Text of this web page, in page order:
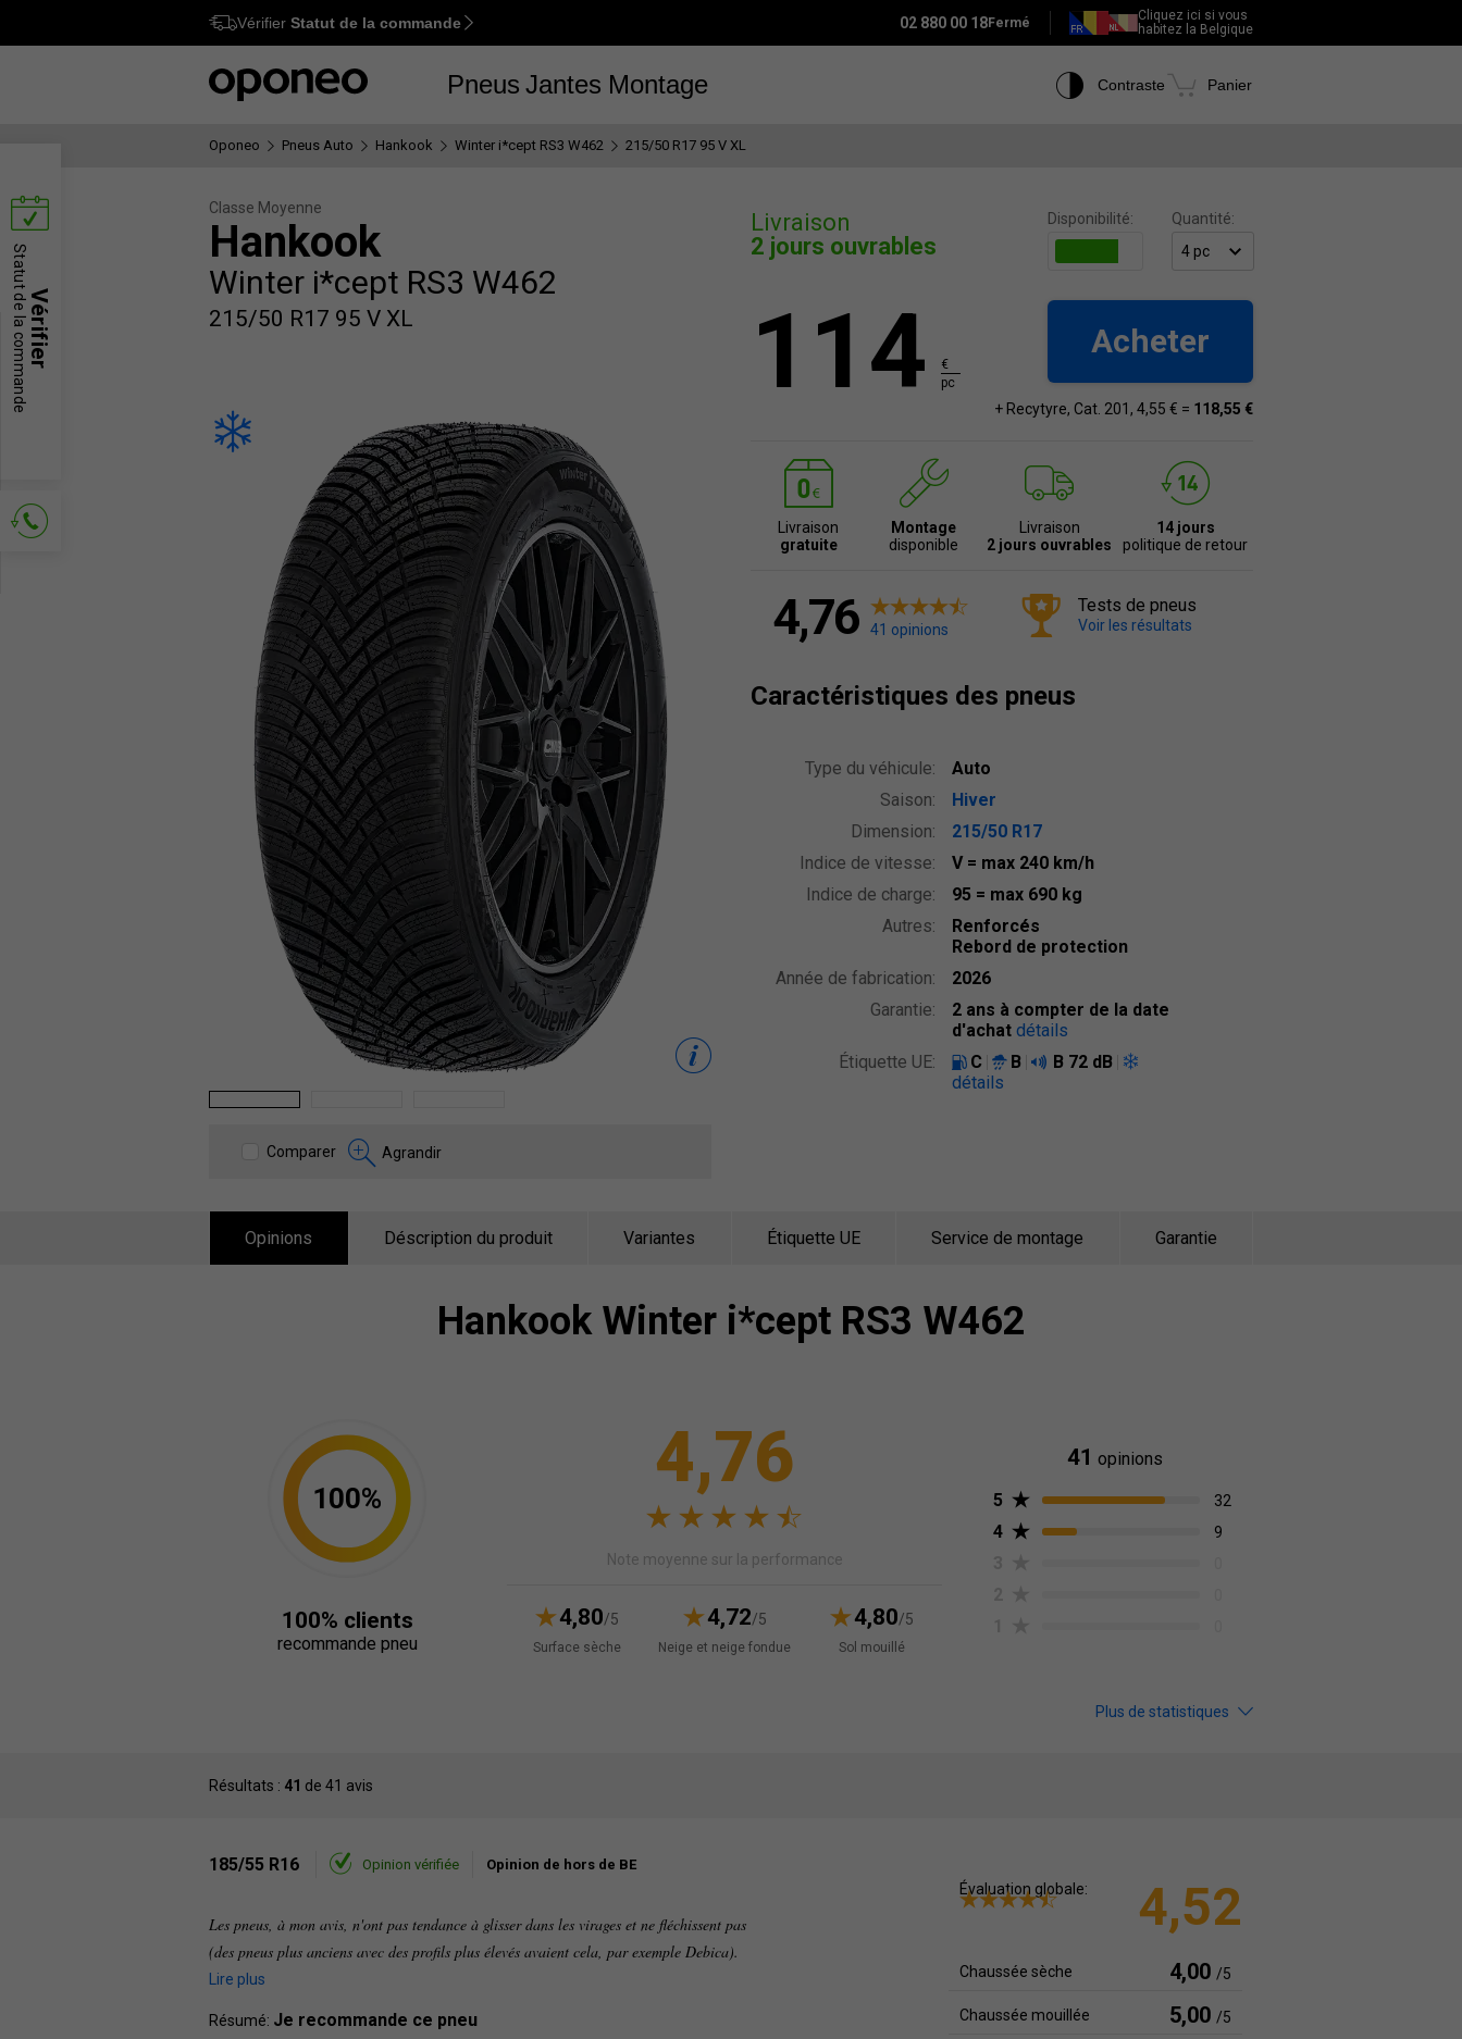
Ctrl M
Vérifier Statut de la commande 02 880 00 18Fermé
Cliquez ici si vous
habitez la Belgique
Pneus Jantes Montage Contraste Panier
Oponeo Pneus Auto Hankook Winter i*cept RS3 W462 215/50 R17 95 V XL
Classe Moyenne
Hankook
Winter i*cept RS3 W462
215/50 R17 95 V XL
Comparer Agrandir
Livraison
2 jours ouvrables
Disponibilité: Quantité:
114
€
pc
Acheter
+ Recytyre, Cat. 201, 4,55 € = 118,55 €
Livraison
gratuite
Montage
disponible
Livraison
2 jours ouvrables
14 jours
politique de retour
4,76 41 opinions
Tests de pneus
Voir les résultats
Caractéristiques des pneus
Type du véhicule:
Auto
Saison:
Hiver
Dimension:
215/50 R17
Indice de vitesse:
V = max 240 km/h
Indice de charge:
95 = max 690 kg
Autres:
Renforcés
Rebord de protection
Année de fabrication:
2026
Garantie:
2 ans à compter de la date
d'achat détails
Étiquette UE:
C B B 72 dB
détails
Opinions Déscription du produit Variantes Étiquette UE Service de montage Garantie
Hankook Winter i*cept RS3 W462
4,76
Note moyenne sur la performance
4,80/5
Surface sèche
4,72/5
Neige et neige fondue
4,80/5
Sol mouillé
100%
100% clients
recommande pneu
41 opinions
5
32
4 9
Plus de statistiques
Résultats : 41 de 41 avis
185/55 R16 Opinion vérifiée Opinion de hors de BE
Les pneus, à mon avis, n'ont pas tendance à glisser dans les virages et ne fléchissent pas
(des pneus plus anciens avec des profils plus élevés avaient cela, par exemple Debica).
Lire plus
Résumé: Je recommande ce pneu
Évaluation globale: 4,52
Chaussée sèche 4,00 /5
Chaussée mouillée 5,00 /5
Vérifier
Statut de la commande